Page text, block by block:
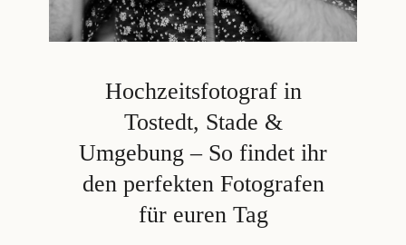
Hochzeitsfotograf in
Tostedt, Stade &
Umgebung – So findet ihr
den perfekten Fotografen
für euren Tag